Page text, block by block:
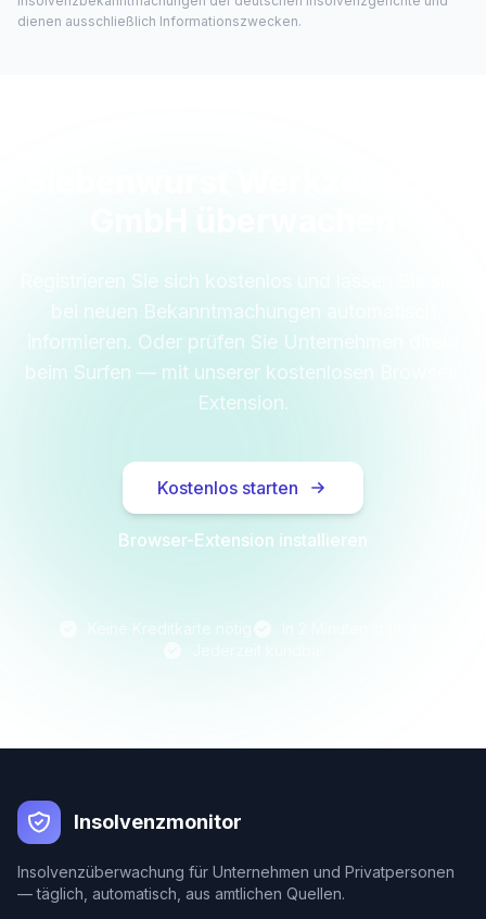
dienen ausschließlich Informationszwecken.
Registrieren Sie sich kostenlos und lassen Sie sich
bei neuen Bekanntmachungen automatisch
informieren. Oder prüfen Sie Unternehmen direkt
beim Surfen — mit unserer kostenlosen Browser-
Extension.
Kostenlos starten
Browser-Extension installieren
Insolvenzmonitor
Insolvenzüberwachung für Unternehmen und Privatpersonen
— täglich, automatisch, aus amtlichen Quellen.